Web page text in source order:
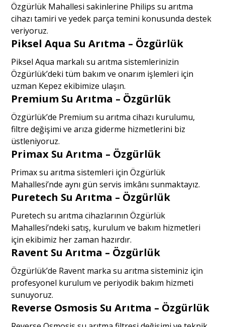
Özgürlük Mahallesi sakinlerine Philips su arıtma
cihazı tamiri ve yedek parça temini konusunda destek
veriyoruz.
Piksel Aqua Su Arıtma – Özgürlük
Piksel Aqua markalı su arıtma sistemlerinizin
Özgürlük’deki tüm bakım ve onarım işlemleri için
uzman Kepez ekibimize ulaşın.
Premium Su Arıtma – Özgürlük
Özgürlük’de Premium su arıtma cihazı kurulumu,
filtre değişimi ve arıza giderme hizmetlerini biz
üstleniyoruz.
Primax Su Arıtma – Özgürlük
Primax su arıtma sistemleri için Özgürlük
Mahallesi’nde aynı gün servis imkânı sunmaktayız.
Puretech Su Arıtma – Özgürlük
Puretech su arıtma cihazlarının Özgürlük
Mahallesi’ndeki satış, kurulum ve bakım hizmetleri
için ekibimiz her zaman hazırdır.
Ravent Su Arıtma – Özgürlük
Özgürlük’de Ravent marka su arıtma sisteminiz için
profesyonel kurulum ve periyodik bakım hizmeti
sunuyoruz.
Reverse Osmosis Su Arıtma – Özgürlük